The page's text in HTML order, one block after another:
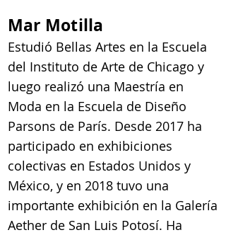
Mar Motilla
Estudió Bellas Artes en la Escuela
del Instituto de Arte de Chicago y
luego realizó una Maestría en
Moda en la Escuela de Diseño
Parsons de París. Desde 2017 ha
participado en exhibiciones
colectivas en Estados Unidos y
México, y en 2018 tuvo una
importante exhibición en la Galería
Aether de San Luis Potosí. Ha